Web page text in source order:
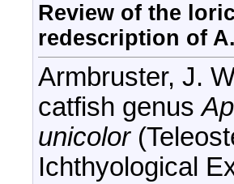
Review of the
redescription of
Armbruster, J.
catfish genus
unicolor
Ichthyological